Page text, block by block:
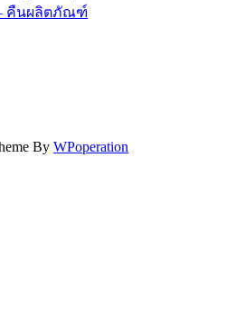
คืนผลิตภัณฑ์
By WPoperation